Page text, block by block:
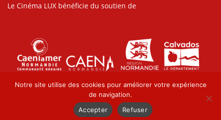
Le Cinéma LUX bénéficie du soutien de
Notre site utilise des cookies pour améliorer votre expérience
de navigation.
Accepter
Refuser